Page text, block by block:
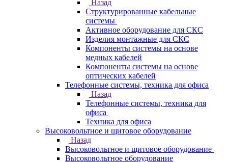
Назад
Структурированные кабельные
системы
Активное оборудование для СКС
Изделия монтажные для СКС
Компоненты системы на основе
медных кабелей
Компоненты системы на основе
оптических кабелей
Телефонные системы, техника для офиса
Назад
Телефонные системы, техника для
офиса
Техника для офиса
Высоковольтное и щитовое оборудование
Назад
Высоковольтное и щитовое оборудование
Высоковольтное оборудование